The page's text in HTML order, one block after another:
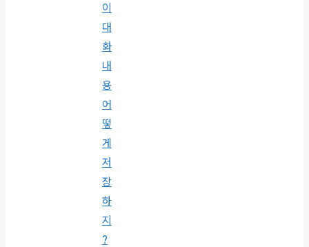
이
대
화
내
용
어
떻
게
저
장
하
지
?